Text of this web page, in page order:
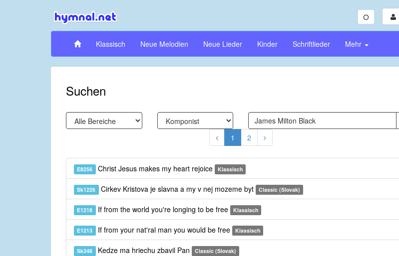
Klassisch Neue Melodien Neue Lieder Kinder Schriftlieder Mehr
Suchen
1 2
E8256 Christ Jesus makes my heart rejoice Klassisch
Sk1226 Cirkev Kristova je slavna a my v nej mozeme byt Classic (Slovak)
E1218 If from the world you're longing to be free Klassisch
E1213 If from your nat'ral man you would be free Klassisch
Sk348 Kedze ma hriechu zbavil Pan Classic (Slovak)